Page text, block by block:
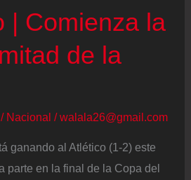
| Comienza la
de la
/ Nacional /walala26@gmail.com
ganando al Atlético (1-2) este
parte en la final de la Copa del